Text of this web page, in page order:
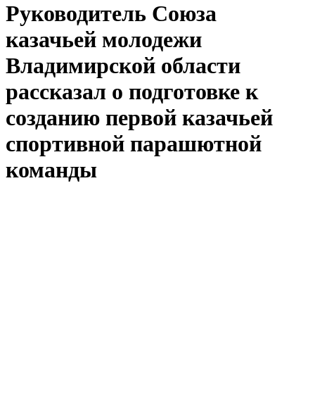
Руководитель Союза
казачьей молодежи
Владимирской области
рассказал о подготовке к
созданию первой казачьей
спортивной парашютной
команды